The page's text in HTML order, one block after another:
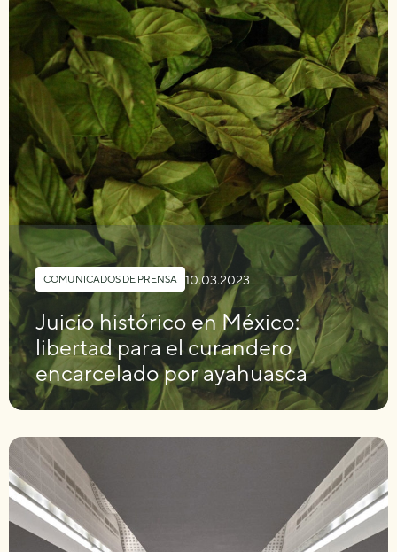
COMUNICADOS DE PRENSA 10.03.2023
Juicio histórico en México:
libertad para el curandero
encarcelado por ayahuasca